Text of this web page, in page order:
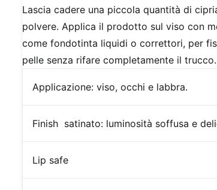
Lascia cadere una piccola quantità di
polvere. Applica il prodotto sul viso con
come fondotinta liquidi o correttori, per
pelle senza rifare completamente il trucco.
Applicazione: viso, occhi e labbra.
Finish satinato: luminosità soffusa e
Lip safe